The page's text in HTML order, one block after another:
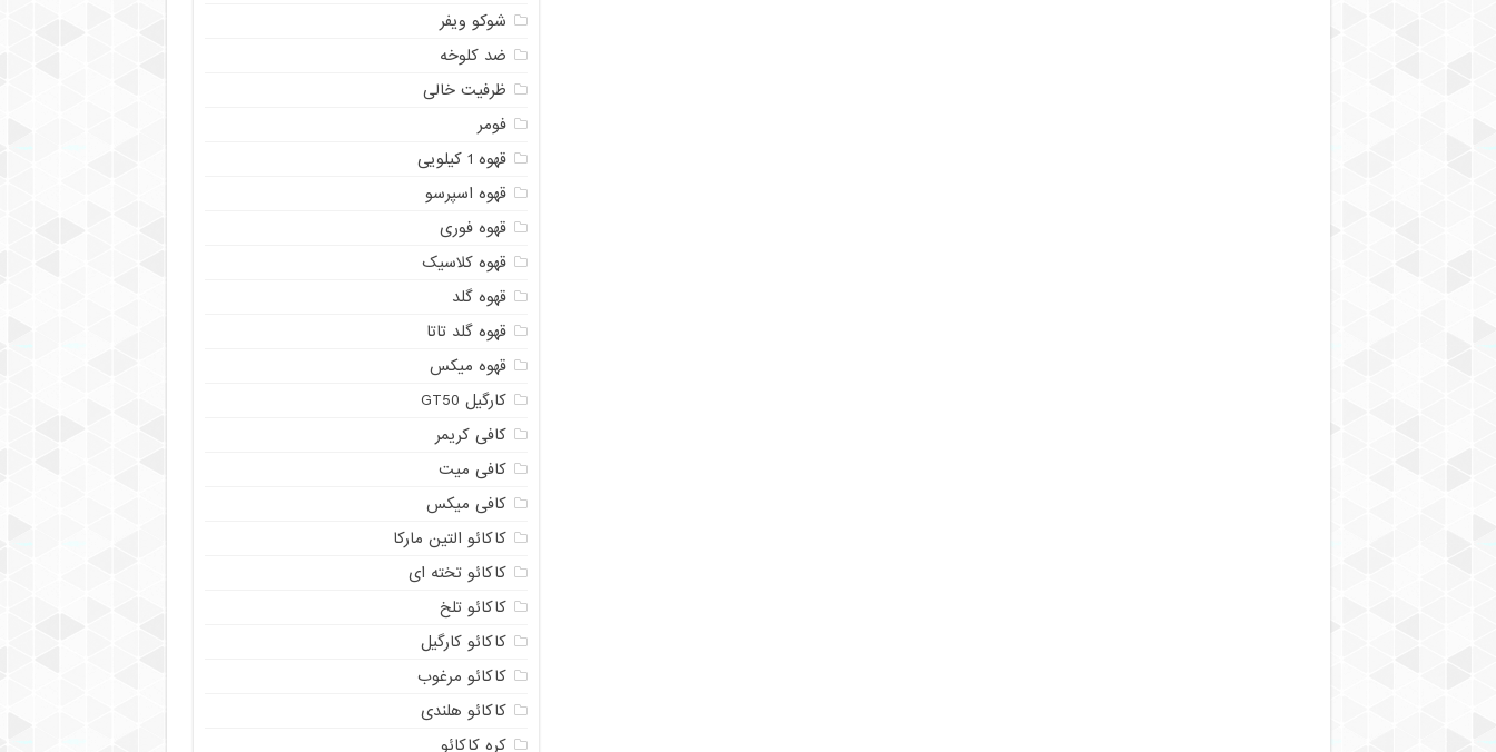
شوکو ویفر
ضد کلوخه
ظرفیت خالی
فومر
قهوه 1 کیلویی
قهوه اسپرسو
قهوه فوری
قهوه کلاسیک
قهوه گلد
قهوه گلد تاتا
قهوه میکس
کارگیل GT50
کافی کریمر
کافی میت
کافی میکس
کاکائو التین مارکا
کاکائو تخته ای
کاکائو تلخ
کاکائو کارگیل
کاکائو مرغوب
کاکائو هلندی
کره کاکائو